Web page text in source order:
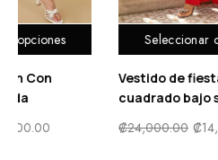
Seleccionar opciones
Vestido de fiesta de cuello
cuadrado bajo sirena
₡24,000.00 ₡14,900.00